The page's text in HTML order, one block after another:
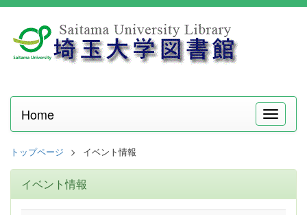
メ
ニ
Home
トップページ イベント情報
イベント情報